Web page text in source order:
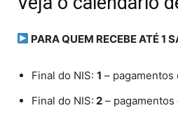
PARA QUEM RECEBE ATÉ 1
Final do NIS: 1 – pagamentos
Final do NIS: 2 – pagamentos